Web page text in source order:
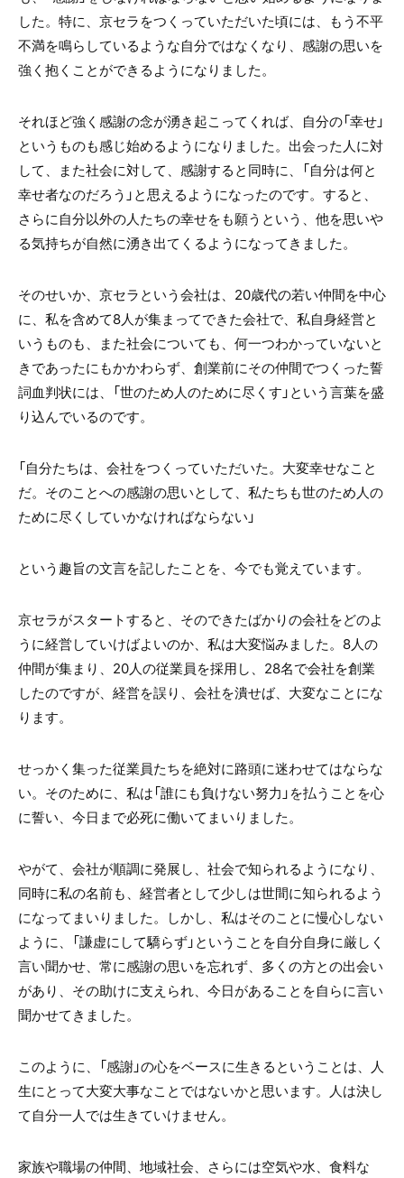
した。特に、京セラをつくっていただいた頃には、もう不平
不満を鳴らしているような自分ではなくなり、感謝の思いを
強く抱くことができるようになりました。
それほど強く感謝の念が湧き起こってくれば、自分の「幸せ」
というものも感じ始めるようになりました。出会った人に対
して、また社会に対して、感謝すると同時に、「自分は何と
幸せ者なのだろう」と思えるようになったのです。すると、
さらに自分以外の人たちの幸せをも願うという、他を思いや
る気持ちが自然に湧き出てくるようになってきました。
そのせいか、京セラという会社は、20歳代の若い仲間を中心
に、私を含めて8人が集まってできた会社で、私自身経営と
いうものも、また社会についても、何一つわかっていないと
きであったにもかかわらず、創業前にその仲間でつくった誓
詞血判状には、「世のため人のために尽くす」という言葉を盛
り込んでいるのです。
「自分たちは、会社をつくっていただいた。大変幸せなこと
だ。そのことへの感謝の思いとして、私たちも世のため人の
ために尽くしていかなければならない」
という趣旨の文言を記したことを、今でも覚えています。
京セラがスタートすると、そのできたばかりの会社をどのよ
うに経営していけばよいのか、私は大変悩みました。8人の
仲間が集まり、20人の従業員を採用し、28名で会社を創業
したのですが、経営を誤り、会社を潰せば、大変なことにな
ります。
せっかく集った従業員たちを絶対に路頭に迷わせてはならな
い。そのために、私は「誰にも負けない努力」を払うことを心
に誓い、今日まで必死に働いてまいりました。
やがて、会社が順調に発展し、社会で知られるようになり、
同時に私の名前も、経営者として少しは世間に知られるよう
になってまいりました。しかし、私はそのことに慢心しない
ように、「謙虚にして驕らず」ということを自分自身に厳しく
言い聞かせ、常に感謝の思いを忘れず、多くの方との出会い
があり、その助けに支えられ、今日があることを自らに言い
聞かせてきました。
このように、「感謝」の心をベースに生きるということは、人
生にとって大変大事なことではないかと思います。人は決し
て自分一人では生きていけません。
家族や職場の仲間、地域社会、さらには空気や水、食料な